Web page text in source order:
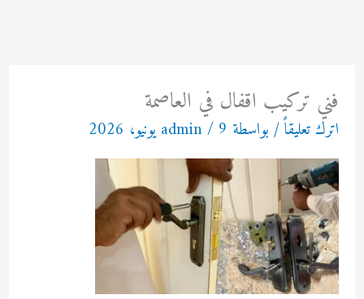
فني تركيب اقفال في العاصمة
اترك تعليقاً/ بواسطة admin/ 9 يونيو، 2026